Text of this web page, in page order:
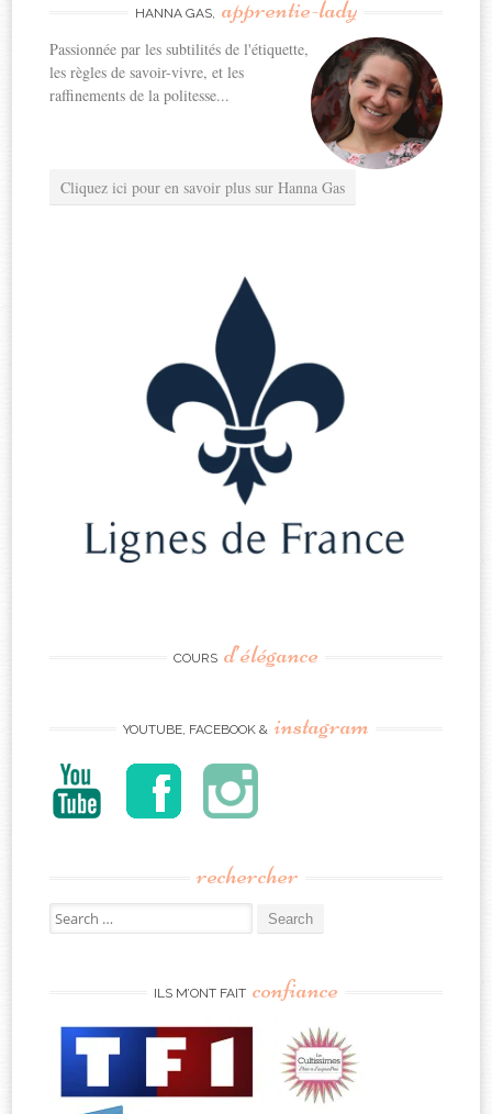
HANNA GAS, apprentie-lady
Passionnée par les subtilités de l'étiquette,
les règles de savoir-vivre, et les
raffinements de la politesse...
Cliquez ici pour en savoir plus sur Hanna Gas
COURS d’élégance
YOUTUBE, FACEBOOK & instagram
rechercher
Search
for:
ILS M’ONT FAIT confiance